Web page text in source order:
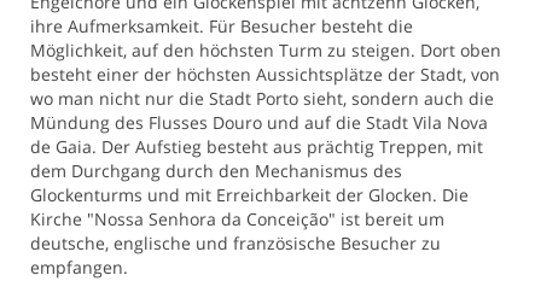
ihre Aufmerksamkeit. Für Besucher besteht die
Möglichkeit, auf den höchsten Turm zu steigen. Dort oben
besteht einer der höchsten Aussichtsplätze der Stadt, von
wo man nicht nur die Stadt Porto sieht, sondern auch die
Mündung des Flusses Douro und auf die Stadt Vila Nova
de Gaia. Der Aufstieg besteht aus prächtig Treppen, mit
dem Durchgang durch den Mechanismus des
Glockenturms und mit Erreichbarkeit der Glocken. Die
Kirche "Nossa Senhora da Conceição" ist bereit um
deutsche, englische und französische Besucher zu
empfangen.